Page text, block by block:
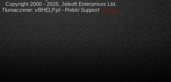
Copyright 2000 - 2026, Jelsoft Enterprises Ltd.
Tłumaczenie: vBHELP.pl - Polski Support vBulletin